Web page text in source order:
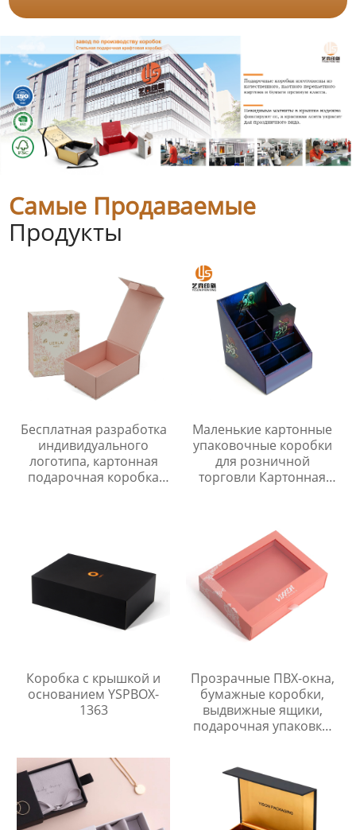
Самые Продаваемые
Продукты
Бесплатная разработка
индивидуального
логотипа, картонная
подарочная коробка
высококачественная
складная бумажная
коробка
Маленькие картонные
упаковочные коробки
для розничной
торговли Картонная
Коробка с крышкой и
основанием YSPBOX-
1363
Прозрачные ПВХ-окна,
бумажные коробки,
выдвижные ящики,
подарочная упаковка,